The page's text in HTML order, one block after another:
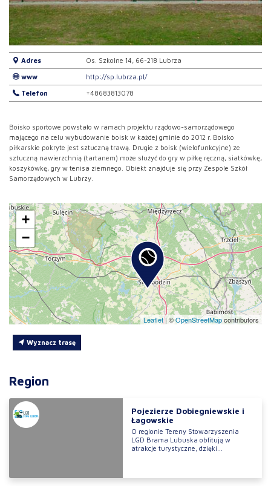
Adres Os. Szkolne 14, 66-218 Lubrza
www http://sp.lubrza.pl/
Telefon +48683813078
Boisko sportowe powstało w ramach projektu rządowo-samorządowego
mającego na celu wybudowanie boisk w każdej gminie do 2012 r. Boisko
piłkarskie pokryte jest sztuczną trawą. Drugie z boisk (wielofunkcyjne) ze
sztuczną nawierzchnią (tartanem) może służyć do gry w piłkę ręczną, siatkówkę,
koszykówkę, gry w tenisa ziemnego. Obiekt znajduje się przy Zespole Szkół
Samorządowych w Lubrzy.
+
−
Leaflet| ©OpenStreetMapcontributors
Wyznacz trasę
Region
Pojezierze Dobiegniewskie i
Łagowskie
O regionie Tereny Stowarzyszenia
LGD Brama Lubuska obfitują w
atrakcje turystyczne, dzięki...